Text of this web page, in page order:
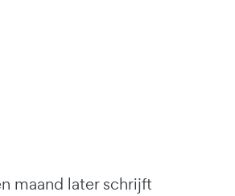
maand later schrijft